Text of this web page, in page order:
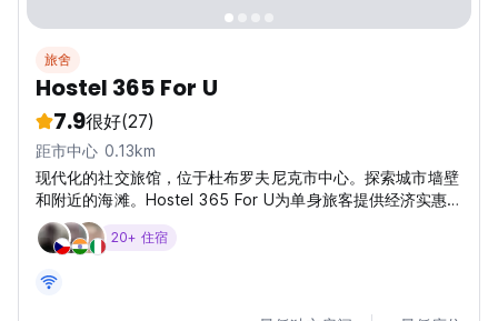
旅舍
Hostel 365 For U
7.9很好(27)
距市中心 0.13km
现代化的社交旅馆，位于杜布罗夫尼克市中心。探索城市墙壁
和附近的海滩。Hostel 365 For U为单身旅客提供经济实惠
的住宿。(Auto-translated from original language)
20+ 住宿